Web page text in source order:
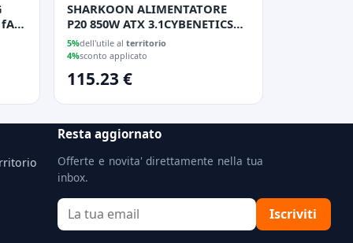
SHARKOON ALIMENTATORE
P20 850W ATX 3.1CYBENETICS
GOLD
5%dell'utile alterritorio
4%sconto applicato
115.23 €
Resta aggiornato
Offerte e novita' direttamente nella tua
inbox.
Iscriviti